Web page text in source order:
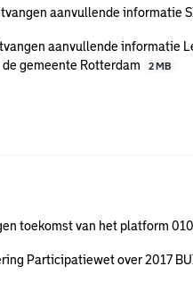
aanvullende informatie
aanvullende informatie
gemeente Rotterdam
2 MB
toekomst van het platform
Participatiewet over 2017